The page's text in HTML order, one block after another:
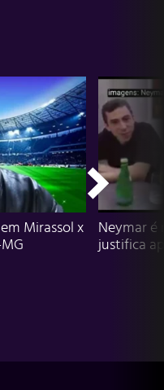
Mirassol x
Neymar é
justifica